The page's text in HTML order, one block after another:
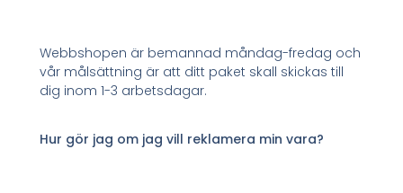
Webbshopen är bemannad måndag-fredag och
vår målsättning är att ditt paket skall skickas till
dig inom 1-3 arbetsdagar.
Hur gör jag om jag vill reklamera min vara?